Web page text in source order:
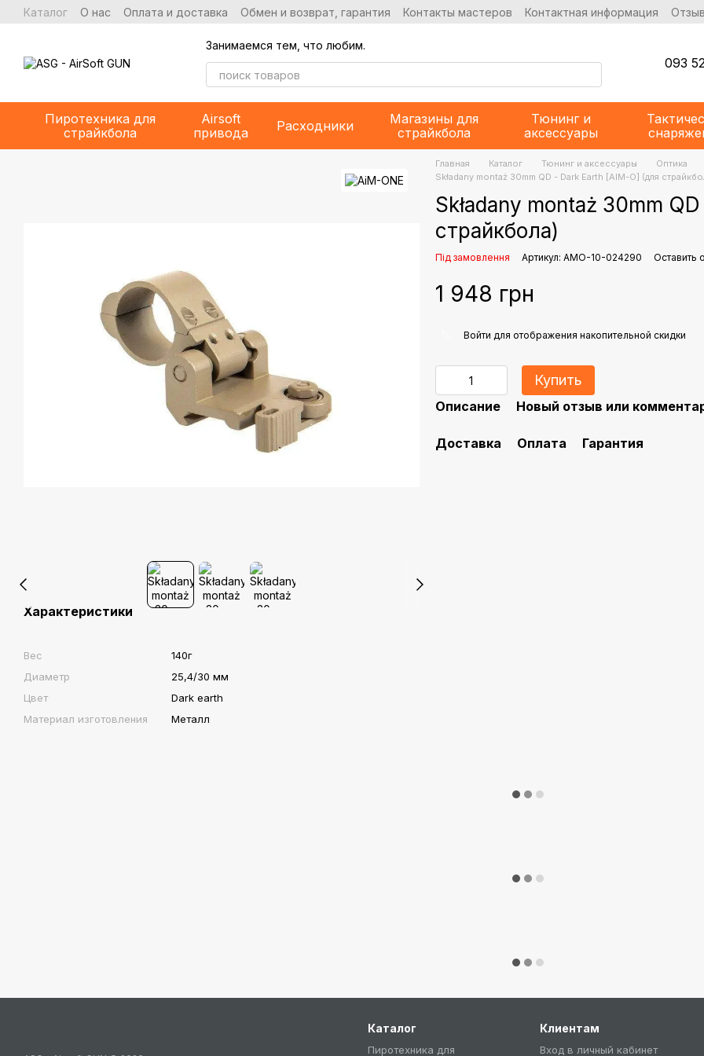
Перейти к основному контенту
Каталог О нас Оплата и доставка Обмен и возврат, гарантия Контакты мастеров Контактная информация
Занимаемся тем, что любим.
093
Пиротехника для
страйкбола
Airsoft
привода
Расходники
Магазины для
страйкбола
Тюнинг и
аксессуары
Характеристики
Вес
140г
Диаметр
25,4/30 мм
Цвет
Dark earth
Материал изготовления
Металл
Главная Каталог Тюнинг и аксессуары
Оптика
Składany montaż 30mm QD - Dark Earth [AIM-O] (для
Składany montaż 30mm
страйкбола)
Під замовлення Артикул: AMO-10-024290 Оставить
1 948 грн
Войти для отображения накопительной скидки
Купить
Описание Новый отзыв или
Доставка Оплата Гарантия
Каталог
Пиротехника для
Клиентам
Вход в личный кабинет